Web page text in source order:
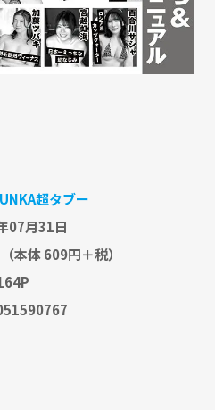
超タブー
07月31日
（本体 609円＋税）